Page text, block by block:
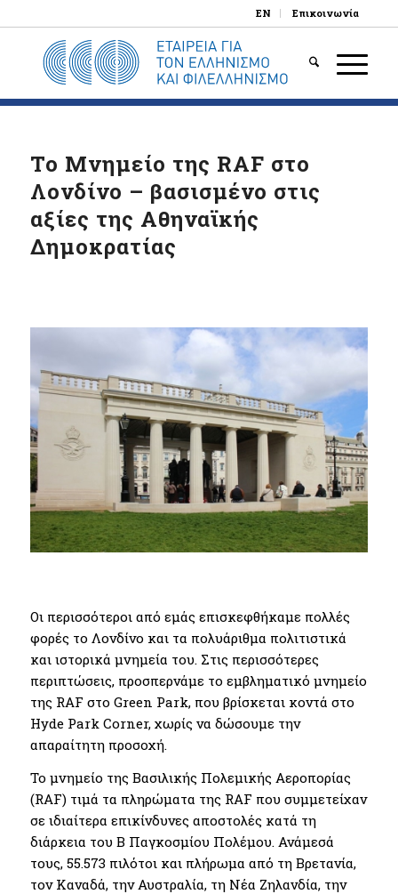
EN Επικοινωνία
Το Μνημείο της RAF στο
Λονδίνο – βασισμένο στις
αξίες της Αθηναϊκής
Δημοκρατίας
Οι περισσότεροι από εμάς επισκεφθήκαμε πολλές
φορές το Λονδίνο και τα πολυάριθμα πολιτιστικά
και ιστορικά μνημεία του. Στις περισσότερες
περιπτώσεις, προσπερνάμε το εμβληματικό μνημείο
της RAF στο Green Park, που βρίσκεται κοντά στο
Hyde Park Corner, χωρίς να δώσουμε την
απαραίτητη προσοχή.
Το μνημείο της Βασιλικής Πολεμικής Αεροπορίας
(RAF) τιμά τα πληρώματα της RAF που συμμετείχαν
σε ιδιαίτερα επικίνδυνες αποστολές κατά τη
διάρκεια του Β Παγκοσμίου Πολέμου. Ανάμεσά
τους, 55.573 πιλότοι και πλήρωμα από τη Βρετανία,
τον Καναδά, την Αυστραλία, τη Νέα Ζηλανδία, την